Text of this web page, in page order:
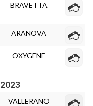
BRAVETTA
ARANOVA
OXYGENE
VALLERANO